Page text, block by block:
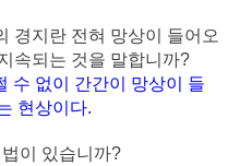
경지란 전혀 망상이 들어오
속되는 것을 말합니까?
수 없이 간간이 망상이 들
현상이다.
이 있습니까?